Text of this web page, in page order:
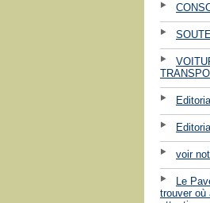
voir
Le
trouver où